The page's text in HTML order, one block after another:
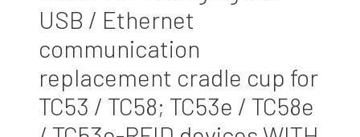
USB / Ethernet
communication
replacement cradle cup for
TC53 / TC58; TC53e / TC58e